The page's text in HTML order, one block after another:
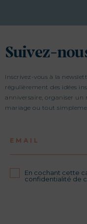
Suivez-
Inscrivez-vous à la
régulièrement des idées
anniversaire, organiser un
mariage ou tout
EMAIL
En cochant cette
confidentialité de